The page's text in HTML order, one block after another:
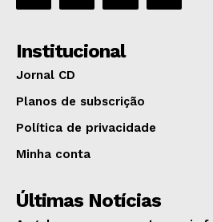
Institucional
Jornal CD
Planos de subscrição
Política de privacidade
Minha conta
Últimas Notícias